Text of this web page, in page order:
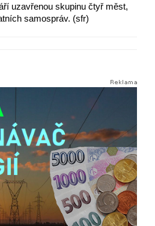
uzavřenou skupinu čtyř měst,
samospráv. (sfr)